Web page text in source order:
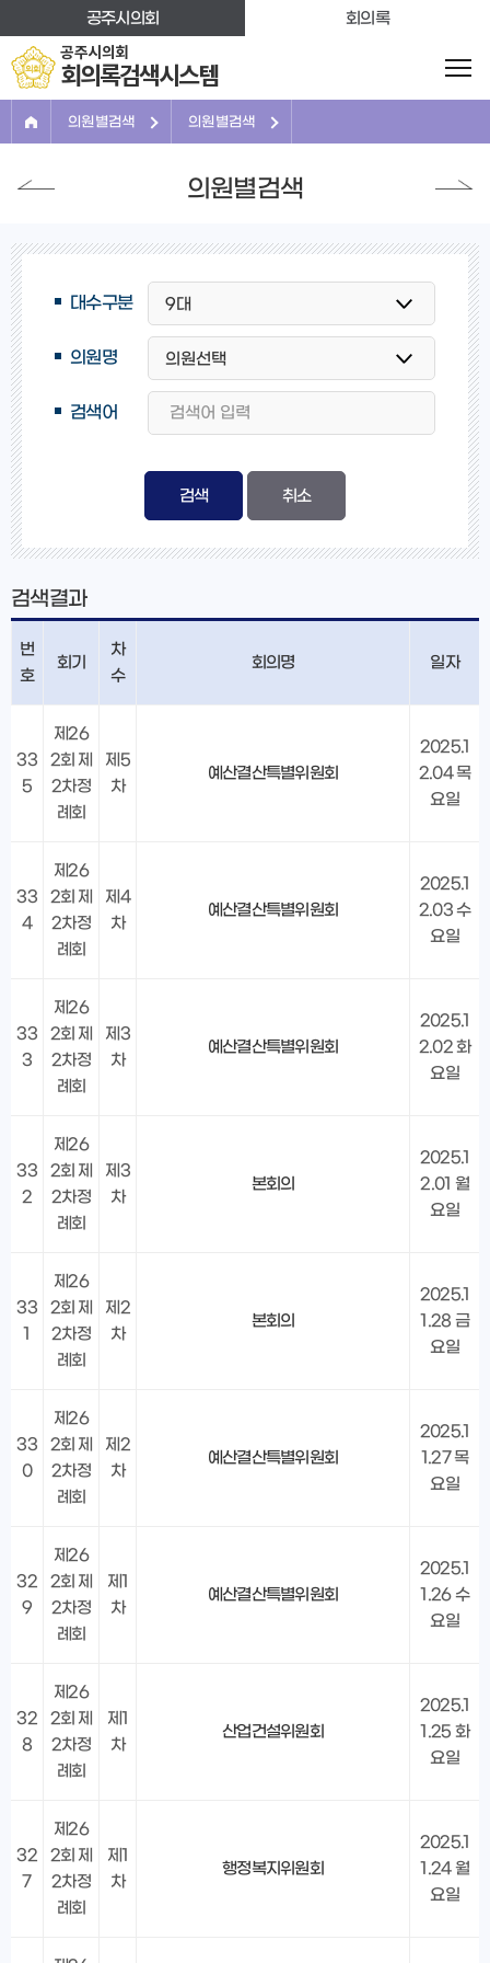
공주시의회 회의록
공주시의회
회의록검색시스템
의원별검색 의원별검색
의원별검색
대수구분
의원명
검색어
검색
검색결과
번
호
회기
차
수
회의명 일자
33
5
제26
2회 제
2차정
례회
제5
차
예산결산특별위원회
2025.1
2.04 목
요일
33
4
제26
2회 제
2차정
례회
제4
차
예산결산특별위원회
2025.1
2.03 수
요일
33
3
제26
2회 제
2차정
례회
제3
차
예산결산특별위원회
2025.1
2.02 화
요일
33
2
제26
2회 제
2차정
례회
제3
차
본회의
2025.1
2.01 월
요일
33
1
제26
2회 제
2차정
례회
제2
차
본회의
2025.1
1.28 금
요일
33
0
제26
2회 제
2차정
례회
제2
차
예산결산특별위원회
2025.1
1.27 목
요일
32
9
제26
2회 제
2차정
례회
제1
차
예산결산특별위원회
2025.1
1.26 수
요일
32
8
제26
2회 제
2차정
례회
제1
차
산업건설위원회
2025.1
1.25 화
요일
32
7
제26
2회 제
2차정
례회
제1
차
행정복지위원회
2025.1
1.24 월
요일